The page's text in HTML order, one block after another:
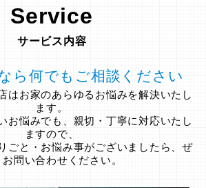
Service
サービス内容
ら何でもご相談ください
はお家のあらゆるお悩みを解決いたし
ます。
お悩みでも、親切・丁寧に対応いたし
ますので、
ごと・お悩み事がございましたら、ぜ
問い合わせください。